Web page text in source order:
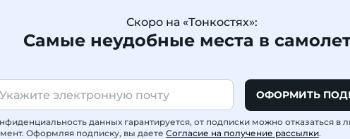
Скоро на «Тонкостях»:
Самые неудобные места в
ОФОРМИТЬ
данных гарантируется, от подписки можно отказаться в
Оформляя подписку, вы даете Согласие на получение рассылки.